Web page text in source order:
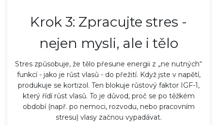
Krok 3: Zpracujte stres -
nejen mysli, ale i tělo
Stres způsobuje, že tělo přesune energii z „ne nutných“
funkcí - jako je růst vlasů - do přežití. Když jste v napětí,
produkuje se kortizol. Ten blokuje růstový faktor IGF-1,
který řídí růst vlasů. To je důvod, proč se po těžkém
období (např. po nemoci, rozvodu, nebo pracovním
stresu) vlasy začnou vypadávat.